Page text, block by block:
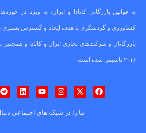
به قوانین بازرگانی کانادا و ایران، به ویژه در
کشاورزی و گردشگری با هدف ایجاد و گسترش بستری
بازرگانان و شرکت‌های تجاری ایران و کانادا و
۲۰۱۶ تاسیس شده است.
ما را در شبکه های اجتماعی